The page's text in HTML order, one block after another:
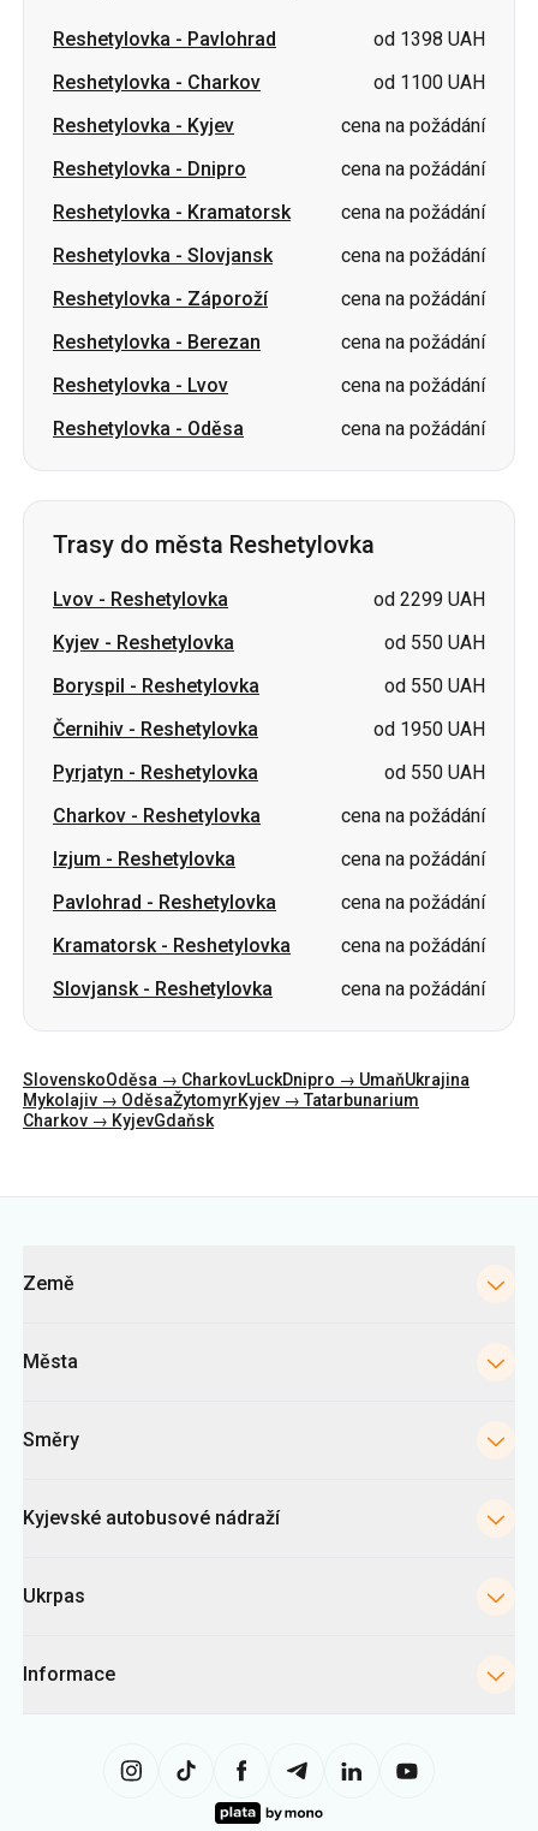
Reshetylovka - Pavlohrad
od 1398 UAH
Reshetylovka - Charkov
od 1100 UAH
Reshetylovka - Kyjev
cena na požádání
Reshetylovka - Dnipro
cena na požádání
Reshetylovka - Kramatorsk
cena na požádání
Reshetylovka - Slovjansk
cena na požádání
Reshetylovka - Záporoží
cena na požádání
Reshetylovka - Berezan
cena na požádání
Reshetylovka - Lvov
cena na požádání
Reshetylovka - Oděsa cena na požádání
Trasy do města Reshetylovka
Lvov - Reshetylovka
od 2299 UAH
Kyjev - Reshetylovka
od 550 UAH
Boryspil - Reshetylovka
od 550 UAH
Černihiv - Reshetylovka
od 1950 UAH
Pyrjatyn - Reshetylovka
od 550 UAH
Charkov - Reshetylovka
cena na požádání
Izjum - Reshetylovka
cena na požádání
Pavlohrad - Reshetylovka
cena na požádání
Kramatorsk- Reshetylovka
cena na požádání
Slovjansk- Reshetylovka cena na požádání
SlovenskoOděsa → CharkovLuckDnipro → UmaňUkrajina
Mykolajiv → OděsaŽytomyrKyjev → Tatarbunarium
Charkov → KyjevGdaňsk
Země
Města
Směry
Kyjevské autobusové nádraží
Ukrpas
Informace